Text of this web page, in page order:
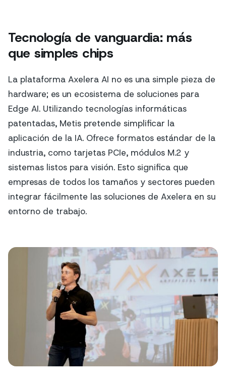
Tecnología de vanguardia: más
que simples chips
La plataforma Axelera AI no es una simple pieza de
hardware; es un ecosistema de soluciones para
Edge AI. Utilizando tecnologías informáticas
patentadas, Metis pretende simplificar la
aplicación de la IA. Ofrece formatos estándar de la
industria, como tarjetas PCIe, módulos M.2 y
sistemas listos para visión. Esto significa que
empresas de todos los tamaños y sectores pueden
integrar fácilmente las soluciones de Axelera en su
entorno de trabajo.